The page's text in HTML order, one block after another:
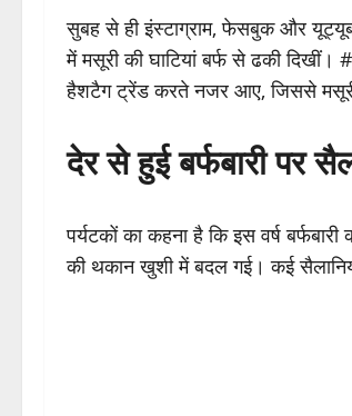
सुबह से ही इंस्टाग्राम, फेसबुक और यूट्यूब
में मसूरी की घाटियां बर्फ से ढकी
हैशटैग ट्रेंड करते नजर आए, जिससे मसूरी
देर से हुई बर्फबारी पर
पर्यटकों का कहना है कि इस वर्ष
की थकान खुशी में बदल गई। कई